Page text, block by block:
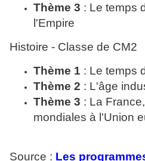
Thème 3 : Le temps
l'Empire
Histoire - Classe de CM2
Thème 1 : Le temps
Thème 2 : L'âge
Thème 3 : La
mondiales à l'Union
Source : Les